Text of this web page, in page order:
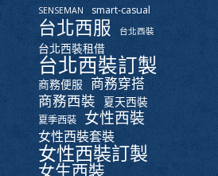
SENSEMAN smart-casual
台北西服 台北西裝
台北西裝租借
台北西裝訂製
商務便服 商務穿搭
商務西裝 夏天西裝
夏季西裝 女性西裝
女性西裝套裝
女性西裝訂製
女生西裝